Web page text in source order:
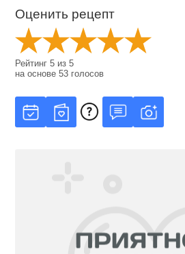
Оценить рецепт
Рейтинг5 из5
на основе53 голосов